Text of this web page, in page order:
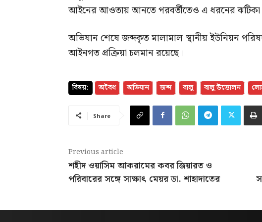
আইনের আওতায় আনতে পরবর্তীতেও এ ধরনের ঝটিকা
​অভিযান শেষে জব্দকৃত মালামাল স্থানীয় ইউনিয়ন
আইনগত প্রক্রিয়া চলমান রয়েছে।
বিষয়: অবৈধ অভিযান জব্দ বালু বালু উত্তোলন
Share
Previous article
শহীদ ওয়াসিম আকরামের কবর জিয়ারত ও
পরিবারের সঙ্গে সাক্ষাৎ মেয়র ডা. শাহাদাতের